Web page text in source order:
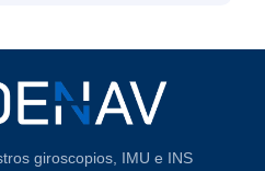
giroscopios, IMU e INS